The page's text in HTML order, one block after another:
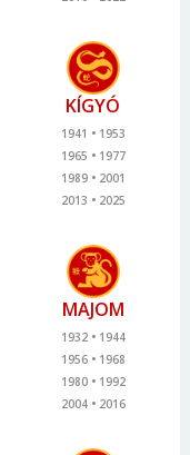
KÍGYÓ
1941
1953
1965
1977
1989
2001
2013
2025
MAJOM
1932
1944
1956
1968
1980
1992
2004
2016